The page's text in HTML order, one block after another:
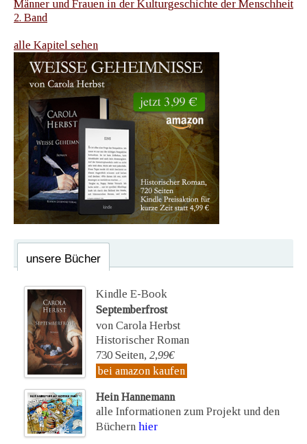
Männer und Frauen in der Kulturgeschichte der Menschheit
2. Band
alle Kapitel sehen
unsere Bücher
Kindle E-Book
Septemberfrost
von Carola Herbst
Historischer Roman
730 Seiten, 2,99€
bei amazon kaufen
Hein Hannemann
alle Informationen zum Projekt und den
Büchern hier